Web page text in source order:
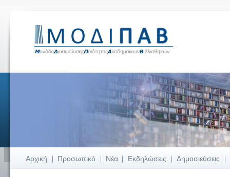
Αρχική Προσωπικό Νέα Εκδηλώσεις Δημοσιεύσεις